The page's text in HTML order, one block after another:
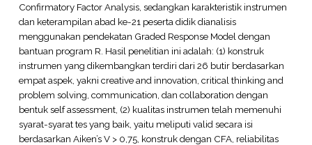
Confirmatory Factor Analysis, sedangkan karakteristik instrumen
dan keterampilan abad ke-21 peserta didik dianalisis
menggunakan pendekatan Graded Response Model dengan
bantuan program R. Hasil penelitian ini adalah: (1) konstruk
instrumen yang dikembangkan terdiri dari 26 butir berdasarkan
empat aspek, yakni creative and innovation, critical thinking and
problem solving, communication, dan collaboration dengan
bentuk self assessment, (2) kualitas instrumen telah memenuhi
syarat-syarat tes yang baik, yaitu meliputi valid secara isi
berdasarkan Aiken’s V > 0,75, konstruk dengan CFA, reliabilitas